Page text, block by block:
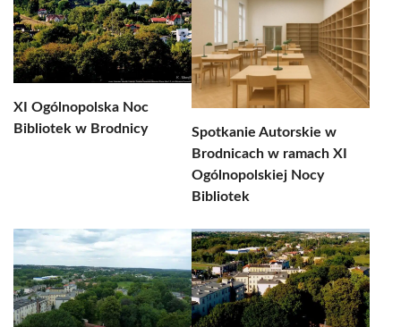
XI Ogólnopolska Noc
Bibliotek w Brodnicy
Spotkanie Autorskie w
Brodnicach w ramach XI
Ogólnopolskiej Nocy
Bibliotek